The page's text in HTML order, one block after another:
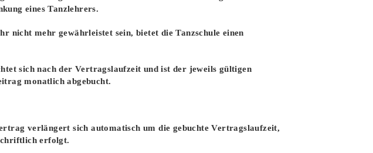
eines Tanzlehrers.
nicht mehr gewährleistet sein, bietet die Tanzschule einen
sich nach der Vertragslaufzeit und ist der jeweils gültigen
monatlich abgebucht.
verlängert sich automatisch um die gebuchte Vertragslaufzeit,
erfolgt.